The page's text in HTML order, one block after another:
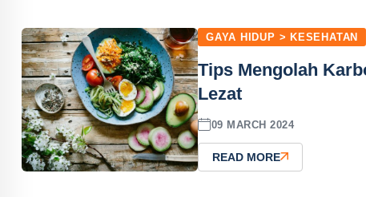
GAYA HIDUP > KESEHATAN
Tips Mengolah
Lezat
09 MARCH 2024
READ MORE